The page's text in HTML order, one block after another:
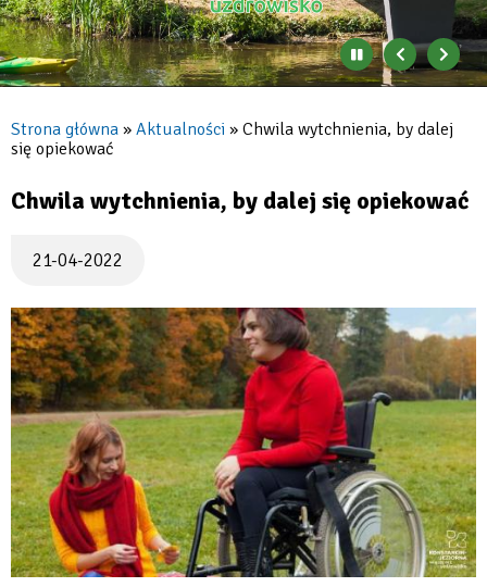
Zatrzymaj
automatyczne
się
banerów
Poprzedni
bannerbaner
Ścieżka
Strona główna Aktualności
Chwila wytchnienia, by dalej
się opiekować
Chwila wytchnienia, by dalej się opiekować
21-04-2022